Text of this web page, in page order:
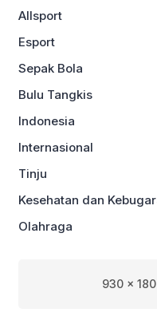
Allsport
Esport
Sepak Bola
Bulu Tangkis
Indonesia
Internasional
Tinju
Kesehatan dan
Olahraga
930 x 180